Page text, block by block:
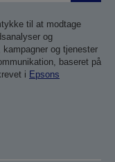
til at modtage
og
og tjenester
baseret på
i Epsons